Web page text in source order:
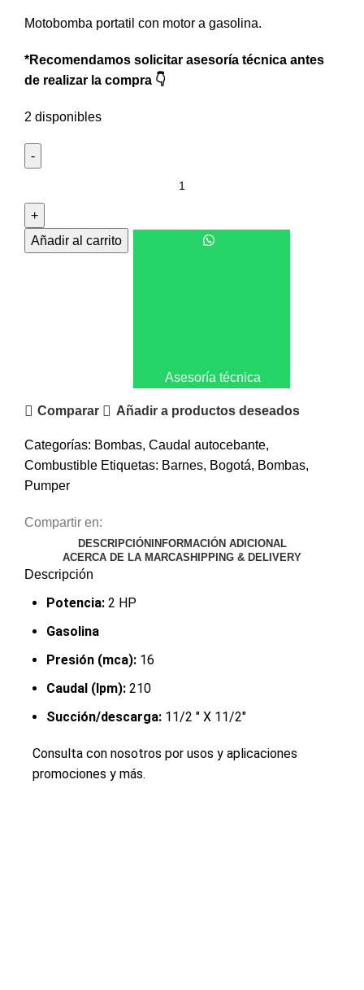
Motobomba portatil con motor a gasolina.
*Recomendamos solicitar asesoría técnica antes
de realizar la compra 👇
2 disponibles
Añadir al carrito
Asesoría técnica
Comparar Añadir a productos deseados
Categorías: Bombas, Caudal autocebante,
Combustible Etiquetas: Barnes, Bogotá, Bombas,
Pumper
Compartir en:
DESCRIPCIÓN INFORMACIÓN ADICIONAL
ACERCA DE LA MARCASHIPPING & DELIVERY
Descripción
Potencia: 2 HP
Gasolina
Presión (mca): 16
Caudal (lpm): 210
Succión/descarga: 11/2 " X 11/2"
Consulta con nosotros por usos y aplicaciones
promociones y más.